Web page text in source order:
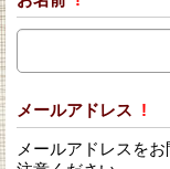
メールアドレス !
メールアドレスを